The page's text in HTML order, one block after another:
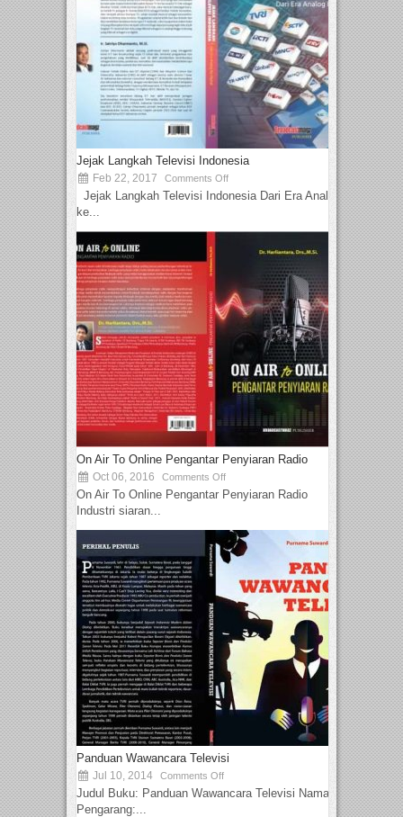
Jejak Langkah Televisi Indonesia
Feb 22, 2017 Comments Off
Jejak Langkah Televisi Indonesia Dari Era Analog
ke...
On Air To Online Pengantar Penyiaran Radio
Oct 06, 2016 Comments Off
On Air To Online Pengantar Penyiaran Radio
Industri siaran...
Panduan Wawancara Televisi
Jul 10, 2014 Comments Off
Judul Buku: Panduan Wawancara Televisi Nama
Pengarang:...